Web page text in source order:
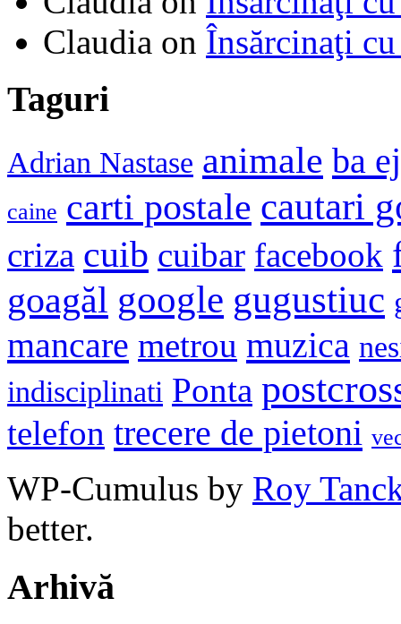
Claudia on Însărcinaţi
Taguri
Adrian Nastase animale ba
caine carti postale cautari
criza cuib cuibar facebook
goagăl google gugustiuc
mancare metrou muzica
indisciplinati Ponta
telefon trecere de pietoni
WP-Cumulus by Roy
better.
Arhivă